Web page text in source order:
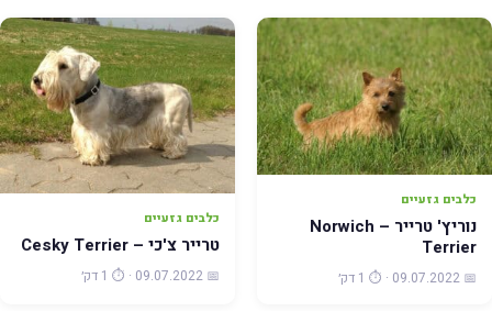
כלבים גזעיים
נוריץ' טרייר – Norwich
Terrier
📅 09.07.2022 · ⏱️ 1 דק׳
כלבים גזעיים
טרייר צ'כי – Cesky Terrier
📅 09.07.2022 · ⏱️ 1 דק׳